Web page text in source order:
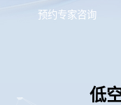
预约专家咨询
低